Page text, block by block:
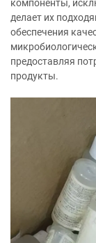
компоненты,
делает их
обеспечения
предоставляя
продукты.